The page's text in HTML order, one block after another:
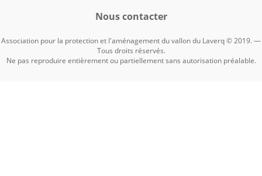
Nous contacter
Association pour la protection et l'aménagement du vallon du Laverq © 2019. —
Tous droits réservés.
Ne pas reproduire entièrement ou partiellement sans autorisation préalable.